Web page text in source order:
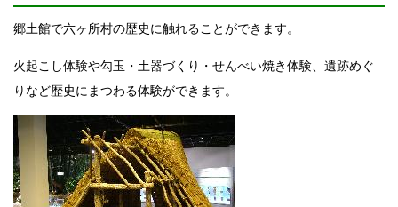
郷土館で六ヶ所村の歴史に触れることができます。
火起こし体験や勾玉・土器づくり・せんべい焼き体験、遺跡めぐ
りなど歴史にまつわる体験ができます。